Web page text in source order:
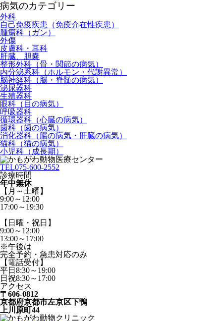
病気のカテゴリー
外科
自己免疫疾患（免疫介在性疾患）
腫瘍科（ガン）
外傷
皮膚科・耳科
肝臓、胆嚢
整形外科（骨・関節の病気）
内分泌系科（ホルモン・代謝異常）
脳神経科（脳・脊髄の病気）
泌尿器科
生殖器科
眼科（目の病気）
呼吸器科
循環器科（心臓の病気）
歯科（歯の病気）
消化器科（腸の病気・肝臓の病気）
猫科（猫の病気）
小児科（成長期）
TEL075-600-2552
診療時間
年中無休
【月～土曜】
9:00～12:00
17:00～19:30
【日曜・祝日】
9:00～12:00
13:00～17:00
※午後は
完全予約・急患対応のみ
【電話受付】
平日8:30～19:00
日祝8:30～17:00
アクセス
〒606-0812
京都府京都市左京区下鴨
上川原町44